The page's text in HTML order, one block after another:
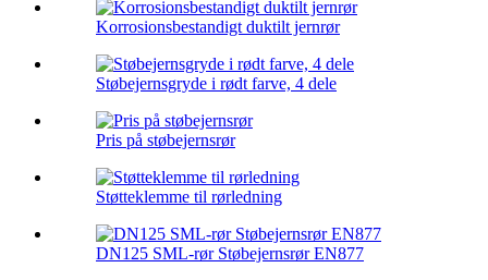
Korrosionsbestandigt duktilt jernrør
Støbejernsgryde i rødt farve, 4 dele
Pris på støbejernsrør
Støtteklemme til rørledning
DN125 SML-rør Støbejernsrør EN877